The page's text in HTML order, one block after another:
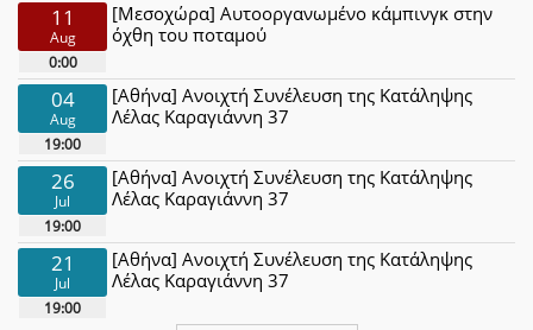
11
Aug
0:00
[Μεσοχώρα] Αυτοοργανωμένο κάμπινγκ στην
όχθη του ποταμού
04
Aug
19:00
[Αθήνα] Ανοιχτή Συνέλευση της Κατάληψης
Λέλας Καραγιάννη 37
26
Jul
19:00
[Αθήνα] Ανοιχτή Συνέλευση της Κατάληψης
Λέλας Καραγιάννη 37
21
Jul
19:00
[Αθήνα] Ανοιχτή Συνέλευση της Κατάληψης
Λέλας Καραγιάννη 37